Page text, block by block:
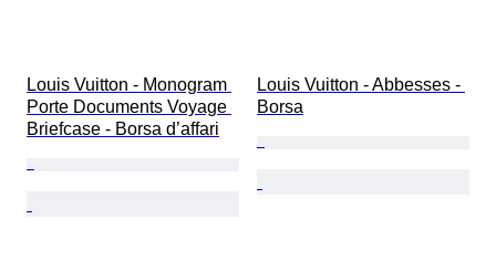
Louis Vuitton - Monogram
Porte Documents Voyage
Briefcase - Borsa d’affari
Louis Vuitton - Abbesses -
Borsa